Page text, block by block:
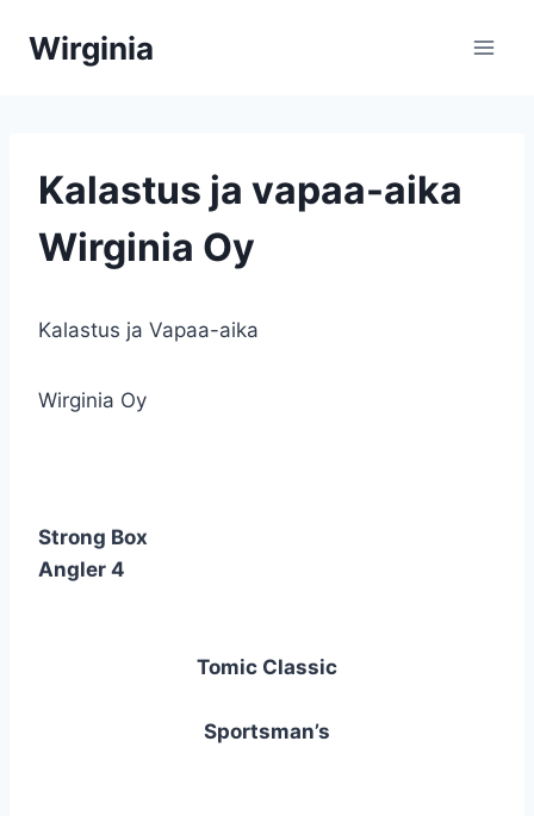
sisältöön
Wirginia
Kalastus ja vapaa-aika
Wirginia Oy
Kalastus ja Vapaa-aika
Wirginia Oy
Magnum
Strong Box
Angler 4
Tomic Classic
Sportsman’s